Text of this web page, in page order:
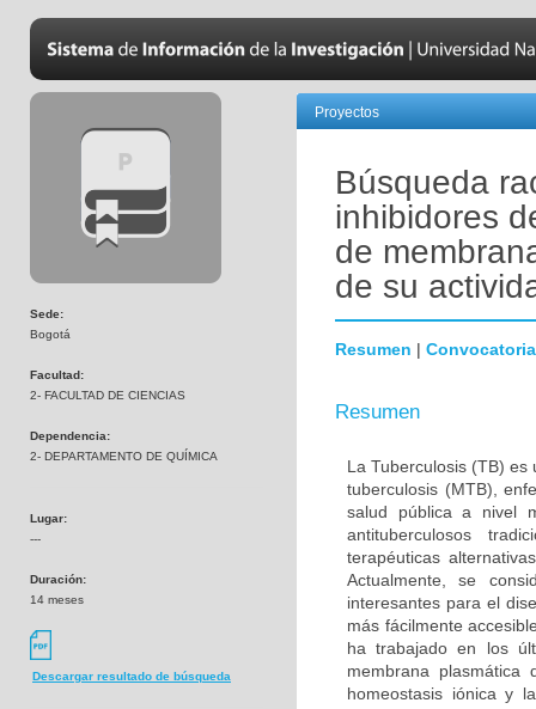
Sede:
Bogotá
Facultad:
2- FACULTAD DE CIENCIAS
Dependencia:
2- DEPARTAMENTO DE QUÍMICA
Lugar:
---
Duración:
14 meses
Descargar resultado de búsqueda
Proyectos
Búsqueda
inhibidores
de
de su
Resumen | Convocatoria
Resumen
La Tuberculosis (TB)
tuberculosis (MTB),
salud pública a nivel
antituberculosos
terapéuticas
Actualmente, se
interesantes para el
más fácilmente
ha trabajado en los
membrana plasmática
homeostasis iónica y